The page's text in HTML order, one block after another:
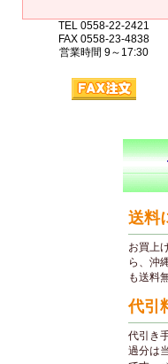
TEL 0558-22-2421
FAX 0558-23-4838
営業時間 9～17:30